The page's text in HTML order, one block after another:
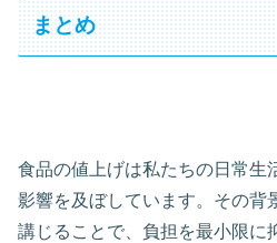
まとめ
食品の値上げは私たちの日常生
影響を及ぼしています。その背
講じることで、負担を最小限に